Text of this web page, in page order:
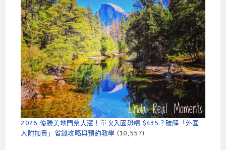
2026 優勝美地門票大漲！單次入園恐噴 $435？破解「外國
人附加費」省錢攻略與預約教學 (10,557)